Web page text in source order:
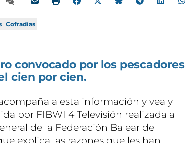
Cofradías
convocado por los pescadores
cien por cien.
a esta información y vea y
por FIBWI 4 Televisión realizada a
de la Federación Balear de